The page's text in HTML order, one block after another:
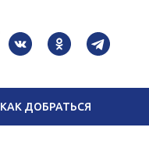
КАК ДОБРАТЬСЯ